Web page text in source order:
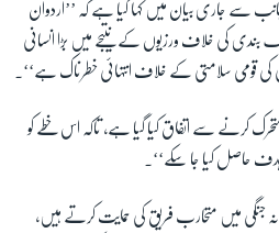
سے جاری بیان میں کہا گیا ہے کہ ’’اردوان
بندی کی خلاف ورزیوں کے نتیجے میں بڑا انسانی
کی قومی سلامتی کے خلاف انتہائی خطرناک ہے‘‘۔
کرنے سے اتفاق کیا گیا ہے، تاکہ اس خطے کو
حاصل کیا جا سکے‘‘۔
جنگی میں متحارب فریق کی حمایت کرتے ہیں،